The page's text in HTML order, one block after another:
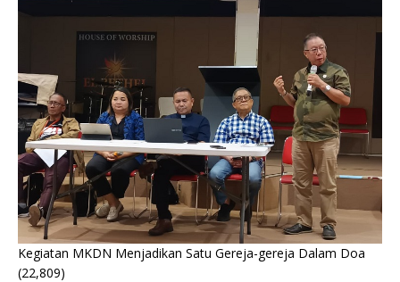
Kegiatan MKDN Menjadikan Satu Gereja-gereja Dalam Doa
(22,809)